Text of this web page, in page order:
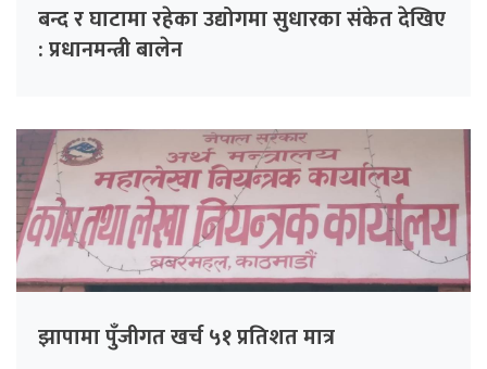
बन्द र घाटामा रहेका उद्योगमा सुधारका संकेत देखिए
: प्रधानमन्त्री बालेन
झापामा पुँजीगत खर्च ५१ प्रतिशत मात्र